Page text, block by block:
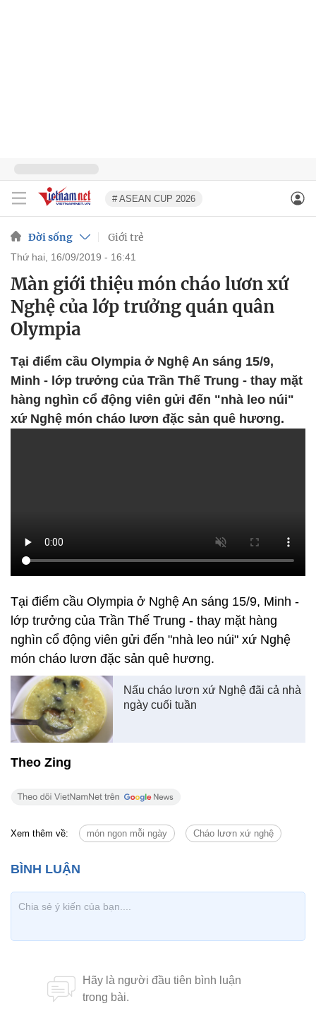
# ASEAN CUP 2026
Đời sống Giới trẻ
thứ hai, 16/09/2019 - 16:41
Màn giới thiệu món cháo lươn xứ
Nghệ của lớp trưởng quán quân
Olympia
Tại điểm cầu Olympia ở Nghệ An sáng 15/9,
Minh - lớp trưởng của Trần Thế Trung - thay mặt
hàng nghìn cổ động viên gửi đến "nhà leo núi"
xứ Nghệ món cháo lươn đặc sản quê hương.
Tại điểm cầu Olympia ở Nghệ An sáng 15/9, Minh -
lớp trưởng của Trần Thế Trung - thay mặt hàng
nghìn cổ động viên gửi đến "nhà leo núi" xứ Nghệ
món cháo lươn đặc sản quê hương.
Nấu cháo lươn xứ Nghệ đãi cả nhà
ngày cuối tuần
Theo Zing
Xem thêm về: món ngon mỗi ngày Cháo lươn xứ nghệ